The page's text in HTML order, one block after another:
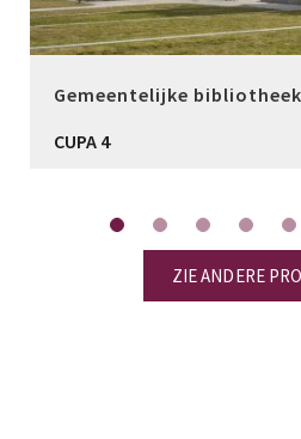
Gemeentelijke
CUPA 4
ZIE ANDERE